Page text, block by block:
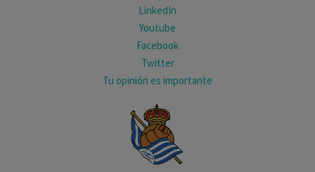
LinkedIn
Youtube
Facebook
Twitter
Tu opinión es importante